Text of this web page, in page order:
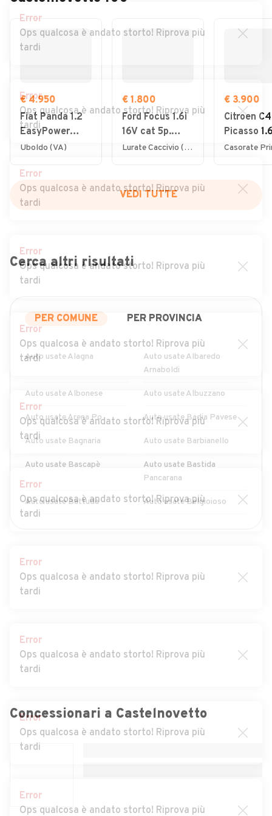
€ 4.950
Fiat Panda 1.2
EasyPower
Lounge
Uboldo (VA)
€ 1.800
Ford Focus 1.6i
16V cat 5p.
Ambiente
Lurate Caccivio (CO)
€ 3.900
Citroen C4
Picasso
7posti
VEDI TUTTE
Cerca altri risultati
PER COMUNE PER PROVINCIA
Auto usate Alagna
Auto usate Albaredo
Arnaboldi
Auto usate Albonese Auto usate Albuzzano
Auto usate Arena Po Auto usate Badia Pavese
Auto usate Bagnaria Auto usate Barbianello
Auto usate Bascapè
Auto usate Bastida
Pancarana
Auto usate Battuda Auto usate Belgioioso
Auto usate Borgoratto
Mormorolo
Auto usate Bornasco
Auto usate Breme
Auto usate Bressana
Auto usate Campospinoso
Auto usate Candia
Lomellina
Ticino
Concessionari aCastelnovetto
Error
Ops qualcosa è andato storto! Riprova più
tardi
Error
Ops qualcosa è andato storto! Riprova più
tardi
Error
Ops qualcosa è andato storto! Riprova più
tardi
Error
Ops qualcosa è andato storto! Riprova più
tardi
Error
Ops qualcosa è andato storto! Riprova più
tardi
Error
Ops qualcosa è andato storto! Riprova più
tardi
Error
Ops qualcosa è andato storto! Riprova più
tardi
Error
Ops qualcosa è andato storto! Riprova più
tardi
Error
Ops qualcosa è andato storto! Riprova più
tardi
Error
Ops qualcosa è andato storto! Riprova più
tardi
Error
Ops qualcosa è andato storto! Riprova più